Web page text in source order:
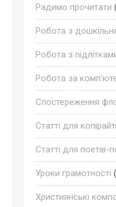
Радимо прочитати
Робота з
Робота з
Робота за
Спостереження
Статті для
Статті для поетів-
Уроки грамотності
Християнські